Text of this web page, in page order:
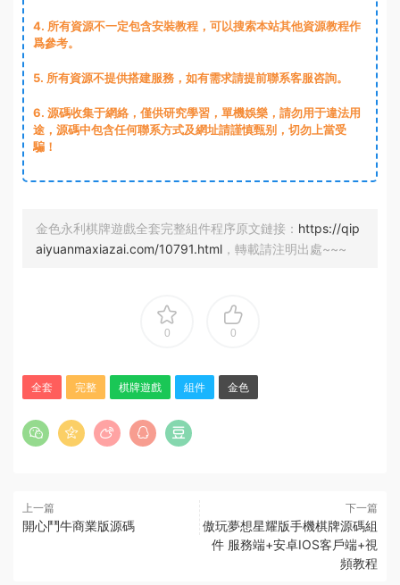
4. 所有資源不一定包含安裝教程，可以搜索本站其他資源教程作
爲參考。
5. 所有資源不提供搭建服務，如有需求請提前聯系客服咨詢。
6. 源碼收集于網絡，僅供研究學習，單機娛樂，請勿用于違法用
途，源碼中包含任何聯系方式及網址請謹慎甄别，切勿上當受
騙！
金色永利棋牌遊戲全套完整組件程序原文鏈接： https://qip
aiyuanmaxiazai.com/10791.html ，轉載請注明出處~~~
0 0
全套 完整 棋牌遊戲 組件 金色
上一篇
開心鬥牛商業版源碼
下一篇
傲玩夢想星耀版手機棋牌源碼組
件 服務端+安卓IOS客戶端+視
頻教程